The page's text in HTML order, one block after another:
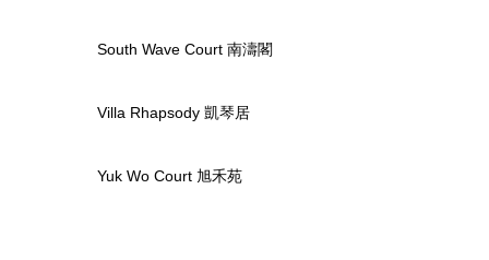
South Wave Court 南濤閣
Villa Rhapsody 凱琴居
Yuk Wo Court 旭禾苑